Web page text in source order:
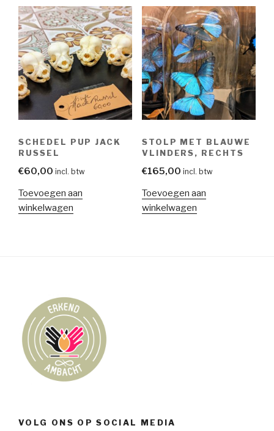
SCHEDEL PUP JACK
RUSSEL
€60,00 incl. btw
Toevoegen aan
winkelwagen
STOLP MET BLAUWE
VLINDERS, RECHTS
€165,00 incl. btw
Toevoegen aan
winkelwagen
VOLG ONS OP SOCIAL MEDIA